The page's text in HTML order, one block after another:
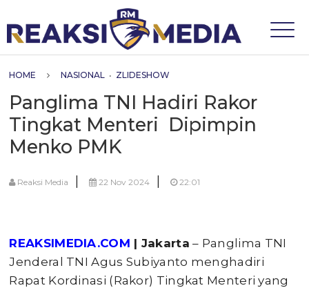
HOME NASIONAL • ZLIDESHOW
Panglima TNI Hadiri Rakor
Tingkat Menteri Dipimpin
Menko PMK
Reaksi Media | 22 Nov 2024 | 22:01
REAKSIMEDIA.COM | Jakarta – Panglima TNI
Jenderal TNI Agus Subiyanto menghadiri
Rapat Kordinasi (Rakor) Tingkat Menteri yang